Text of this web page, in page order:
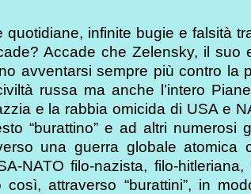
quotidiane, infinite bugie e falsità
Accade che Zelensky, il suo
avventarsi sempre più contro la
russa ma anche l’intero
e la rabbia omicida di USA e
“burattino” e ad altri numerosi
una guerra globale
NATO filo-nazista, filo-
così, attraverso “burattini”, in